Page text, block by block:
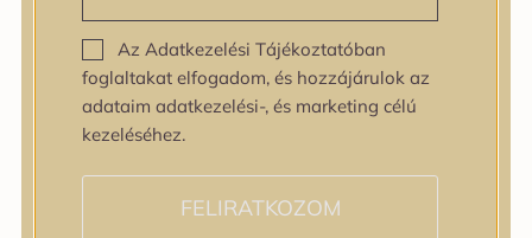
Bőrpír
Dehidratált bőr
Egyenetlen bőrtextúra
Egyenetlen tónus
Érett bőr
Fakóság
Feszességvesztés
Az Adatkezelési Tájékoztatóban
foglaltakat elfogadom, és hozzájárulok az
adataim adatkezelési-, és marketing célú
kezeléséhez.
FELIRATKOZOM